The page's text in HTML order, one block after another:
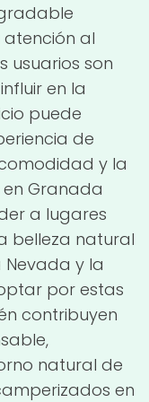
atención al
usuarios son
en la
puede
de
y la
Granada
a lugares
belleza natural
Nevada y la
por estas
contribuyen
natural de
en